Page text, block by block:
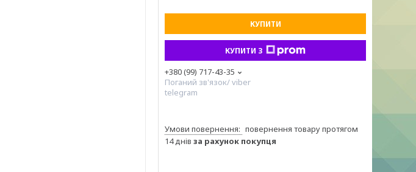
КУПИТИ
КУПИТИ З
+380 (99) 717-43-35
Поганий зв'язок/ viber
telegram
повернення товару протягом
14 днів за рахунок покупця